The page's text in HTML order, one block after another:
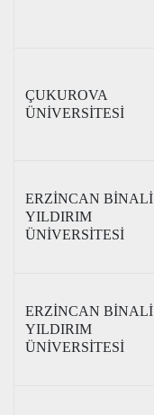
ÇUKUROVA
ÜNİVERSİTESİ
ERZİNCAN BİNALİ
YILDIRIM
ÜNİVERSİTESİ
ERZİNCAN BİNALİ
YILDIRIM
ÜNİVERSİTESİ